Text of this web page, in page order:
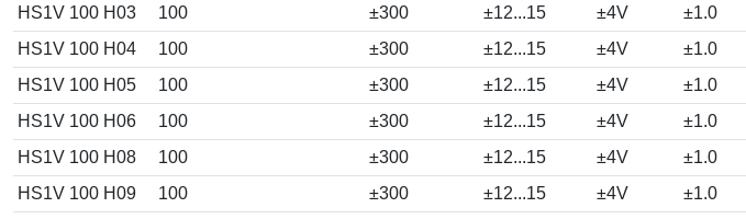
HS1V 100 H03
100 ±300 ±12...15 ±4V ±1.0
HS1V 100 H04
100 ±300 ±12...15 ±4V ±1.0
HS1V 100 H05
100 ±300 ±12...15 ±4V ±1.0
HS1V 100 H06
100 ±300 ±12...15 ±4V ±1.0
HS1V 100 H08
100 ±300 ±12...15 ±4V ±1.0
HS1V 100 H09
100 ±300 ±12...15 ±4V ±1.0